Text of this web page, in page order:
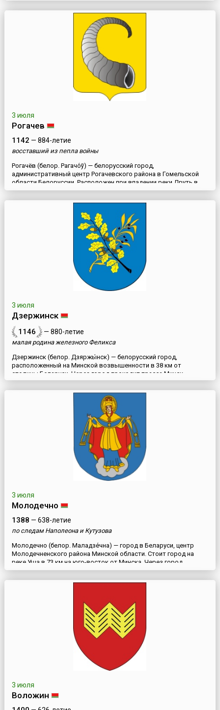
основан на высоком берегу реки Лань на месте феодал...
3 июля
Рогачев
1142 — 884-летие
восставший из пепла войны
Рогачёв (белор. Рагачо́ў) — белорусский город,
административный центр Рогачевского района в Гомельской
области Белоруссии. Расположен при впадении реки Друть в
Днепр в 120 км от Гомеля.Впервые упоминается в 1142 году в
Ипатьевской летописи при описании раздачи киевским князем
Владимировской земель. В конце 13 века город вместе с
3 июля
Дзержинск
1146 — 880-летие
малая родина железного Феликса
Дзержинск (белор. Дзяржы́нск) — белорусский город,
расположенный на Минской возвышенности в 38 км от
столицы Беларуси. Через город проходит трасса Минск-
Барановичи и железная дорога со станцией Койданово.
Первоначально поселок назывался Крутогорье — первое
упоминание о нем относится к середине 12 века. Существует
легенда, что в старой деревянной Свято-Покровской
православной церкви находилась ...
3 июля
Молодечно
1388 — 638-летие
по следам Наполеона и Кутузова
Молодечно (белор. Маладзе́чна) — город в Беларуси, центр
Молодечненского района Минской области. Стоит город на
реке Уша в 73 км на юго-восток от Минска. Через город
проходит железная дорога и автомагистрали в Минск и
Вильнюс.Своим именем город обязан реке Молодачанке,
3 июля
Воложин